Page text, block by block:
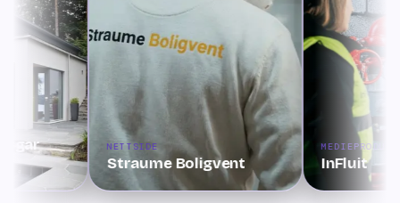
NETTSIDE
Straume Boligvent InFluit